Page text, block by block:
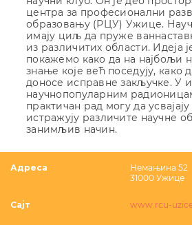
центра за професионални
образовању (РЦУ) Ужице.
имају циљ да пруже
из различитих области. Идеја
покажемо како да на најбољи
знање које већ поседују, како
доносе исправне закључке. У
научнопопуларним
практичан рад могу да
истражују различите научне
занимљив начин.
Адреса
Немањина 52
31000 Ужице
Сајт www.rcu-